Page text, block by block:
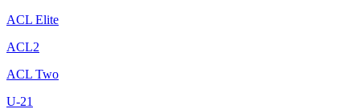
ACL Elite
ACL2
ACL Two
U-21